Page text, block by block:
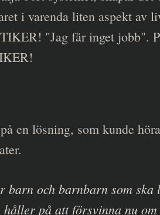
i varenda liten aspekt av
"Jag får inget jobb".
en lösning, som kunde
och barnbarn som ska
på att försvinna nu